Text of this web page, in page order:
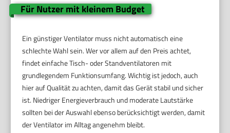
Für Nutzer mit kleinem Budget
Ein günstiger Ventilator muss nicht automatisch eine
schlechte Wahl sein. Wer vor allem auf den Preis achtet,
findet einfache Tisch- oder Standventilatoren mit
grundlegendem Funktionsumfang. Wichtig ist jedoch, auch
hier auf Qualität zu achten, damit das Gerät stabil und sicher
ist. Niedriger Energieverbrauch und moderate Lautstärke
sollten bei der Auswahl ebenso berücksichtigt werden, damit
der Ventilator im Alltag angenehm bleibt.